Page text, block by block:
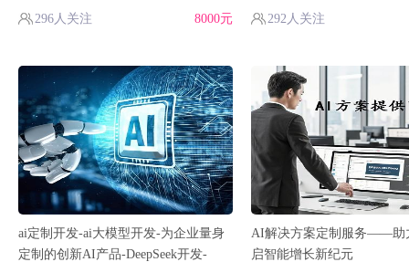
企业网站定制
296人关注 8000元 292人关注
ai定制开发-ai大模型开发-为企业量身
定制的创新AI产品-DeepSeek开发-
AI解决方案定制服务——助
启智能增长新纪元